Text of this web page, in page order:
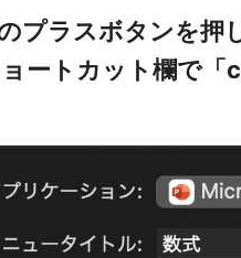
プラスボタンを押
ートカット欄で